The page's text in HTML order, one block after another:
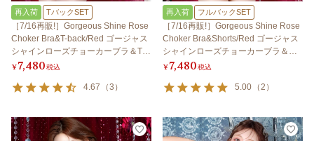
再入荷 TバックSET
［7/16再販!］Gorgeous Shine Rose
Choker Bra&T-back/Red ゴージャス
シャインローズチョーカーブラ＆Tバ
ック/レッド
¥7,480税込
4.67 （3 ）
再入荷 フルバックSET
［7/16再販!］Gorgeous Shine Rose
Choker Bra&Shorts/Red ゴージャス
シャインローズチョーカーブラ＆シ
ョーツ/レッド
¥7,480税込
5.00 （2 ）